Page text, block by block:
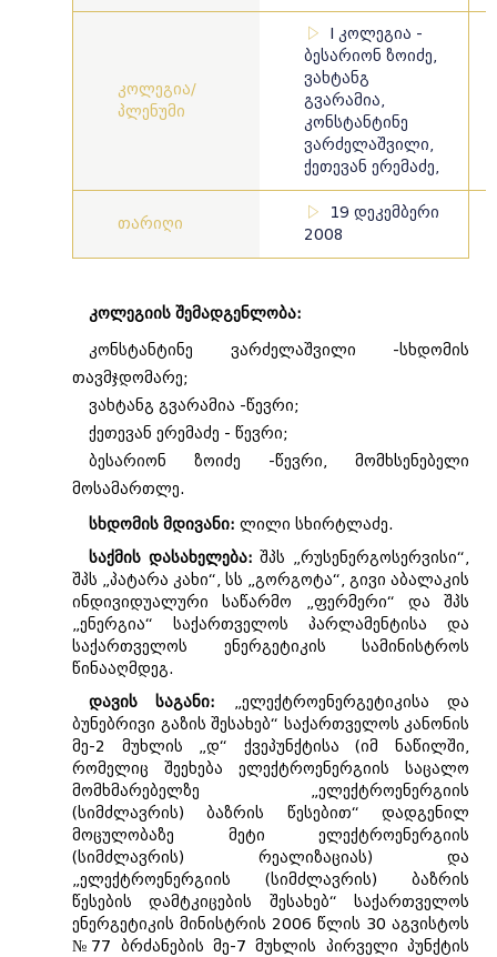
კოლეგია/
პლენუმი
I კოლეგია -
ბესარიონ ზოიძე,
ვახტანგ
გვარამია,
კონსტანტინე
ვარძელაშვილი,
ქეთევან ერემაძე,
თარიღი
19 დეკემბერი
2008
კოლეგიის შემადგენლობა:
კონსტანტინე ვარძელაშვილი -სხდომის
თავმჯდომარე;
ვახტანგ გვარამია -წევრი;
ქეთევან ერემაძე - წევრი;
ბესარიონ ზოიძე -წევრი, მომხსენებელი
მოსამართლე.
სხდომის მდივანი: ლილი სხირტლაძე.
საქმის დასახელება:შპს „რუსენერგოსერვისი“,
შპს „პატარა კახი“, სს „გორგოტა“, გივი აბალაკის
ინდივიდუალური საწარმო „ფერმერი“ და შპს
„ენერგია“ საქართველოს პარლამენტისა და
საქართველოს ენერგეტიკის სამინისტროს
წინააღმდეგ.
დავის საგანი: „ელექტროენერგეტიკისა და
ბუნებრივი გაზის შესახებ“ საქართველოს კანონის
მე-2 მუხლის „დ“ ქვეპუნქტისა (იმ ნაწილში,
რომელიც შეეხება ელექტროენერგიის საცალო
მომხმარებელზე „ელექტროენერგიის
(სიმძლავრის) ბაზრის წესებით“ დადგენილ
მოცულობაზე მეტი ელექტროენერგიის
(სიმძლავრის) რეალიზაციას) და
„ელექტროენერგიის (სიმძლავრის) ბაზრის
წესების დამტკიცების შესახებ“ საქართველოს
ენერგეტიკის მინისტრის 2006 წლის 30 აგვისტოს
№77 ბრძანების მე-7 მუხლის პირველი პუნქტის